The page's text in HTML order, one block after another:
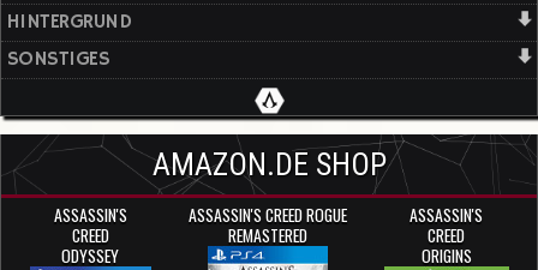
HINTERGRUND
SONSTIGES
AMAZON.DE SHOP
ASSASSIN'S
CREED
ODYSSEY
ASSASSIN'S CREED ROGUE
REMASTERED
ASSASSIN'S
CREED
ORIGINS